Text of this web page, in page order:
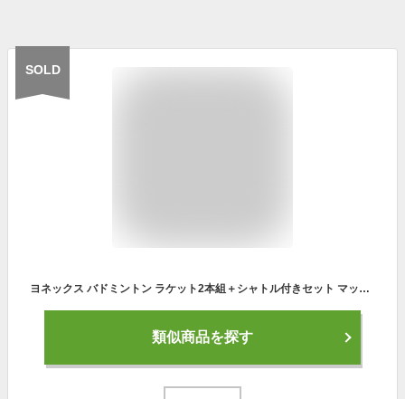
SOLD
ヨネックス バドミントン ラケット2本組＋シャトル付きセット マッスルパワー9ロング MP9LG ガット張上げ済み バドミントンラケット バトミントン 初心者 入門用 (007/ブラック×2本＋シャトル2個付き)
類似商品を探す